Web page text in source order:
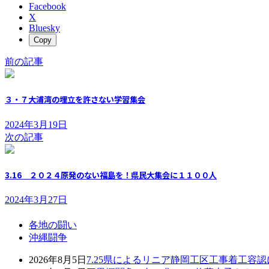
Facebook
X
Bluesky
Copy
前の記事
３・７大浦湾の埋立を許さない学習集会
2024年3月19日
次の記事
3.16 ２０２４原発のない福島を！県民大集会に１１００人
2024年3月27日
各地の闘い
沖縄闘争
2026年8月5日 7.25県によるリニア静岡工区工事着工容